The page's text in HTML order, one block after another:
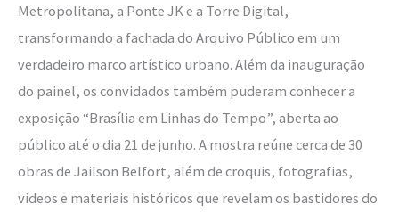
Metropolitana, a Ponte JK e a Torre Digital,
transformando a fachada do Arquivo Público em um
verdadeiro marco artístico urbano. Além da inauguração
do painel, os convidados também puderam conhecer a
exposição “Brasília em Linhas do Tempo”, aberta ao
público até o dia 21 de junho. A mostra reúne cerca de 30
obras de Jailson Belfort, além de croquis, fotografias,
vídeos e materiais históricos que revelam os bastidores do